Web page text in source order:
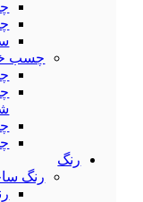
چسب
رنگ
رنگ